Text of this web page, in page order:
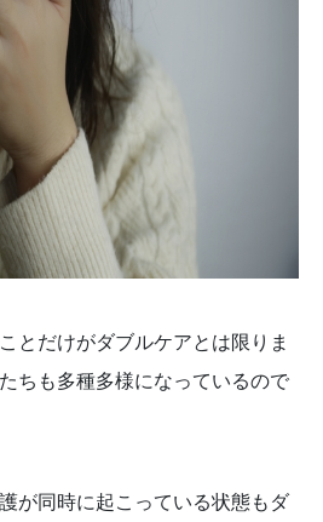
とだけがダブルケアとは限りま
ちも多種多様になっているので
が同時に起こっている状態もダ